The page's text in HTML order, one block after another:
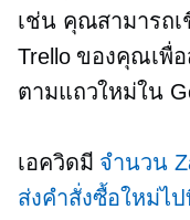
เช่น คุณสามารถ
Trello ของคุณเพื่
ตามแถวใหม่ใน
เอควิดมี จำนวน
ส่งคำสั่งซื้อใหม่ไป